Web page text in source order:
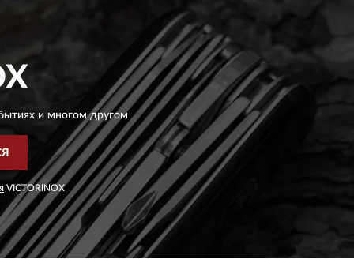
и многом другом
VICTORINOX